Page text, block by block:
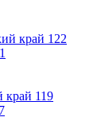
край 122
край 119